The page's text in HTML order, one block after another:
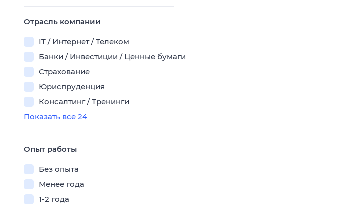
Отрасль компании
IT / Интернет / Телеком
Банки / Инвестиции / Ценные бумаги
Страхование
Юриспруденция
Консалтинг / Тренинги
Показать все 24
Опыт работы
Без опыта
Менее года
1-2 года